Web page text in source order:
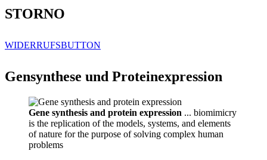
STORNO
WIDERRUFSBUTTON
Gensynthese und Proteinexpression
Gene synthesis and protein expression ... biomimicry
is the replication of the models, systems, and elements
of nature for the purpose of solving complex human
problems